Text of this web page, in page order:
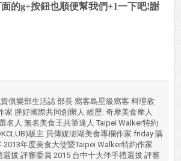
的g+按鈕也順便幫我們+1一下吧!謝
俱樂部生活誌 部長 窩客島星級窩客 料理教
家 胖好國際共同創辦人 經歷: 奇摩美食摩人
名人 無名美食王共筆達人 Taipei Walker特約
板主 貝傳媒澎湖美食專欄作家 friday 購
2013年度美食大使暨Taipei Walker特約作家
拔 評審委員 2015 台中十大伴手禮選拔 評審